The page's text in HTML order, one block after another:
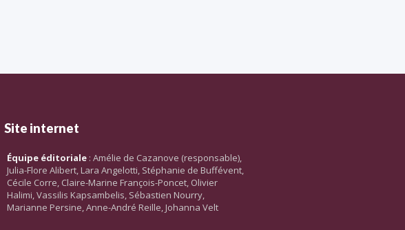
Site internet
Équipe éditoriale : Amélie de Cazanove (responsable),
Julia-Flore Alibert, Lara Angelotti, Stéphanie de Buffévent,
Cécile Corre, Claire-Marine François-Poncet, Olivier
Halimi, Vassilis Kapsambelis, Sébastien Nourry,
Marianne Persine, Anne-André Reille, Johanna Velt